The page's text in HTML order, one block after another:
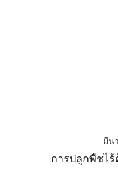
มีน
การปลูกพืชไร้